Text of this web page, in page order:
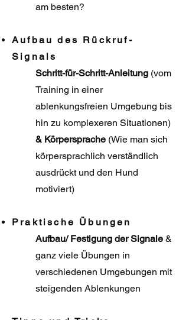
am besten?
Aufbau des Rückruf-
Signals
Schritt-für-Schritt-Anleitung (vom
Training in einer
ablenkungsfreien Umgebung bis
hin zu komplexeren Situationen)
& Körpersprache (Wie man sich
körpersprachlich verständlich
ausdrückt und den Hund
motiviert)
Praktische Übungen
Aufbau/ Festigung der Signale &
ganz viele Übungen in
verschiedenen Umgebungen mit
steigenden Ablenkungen